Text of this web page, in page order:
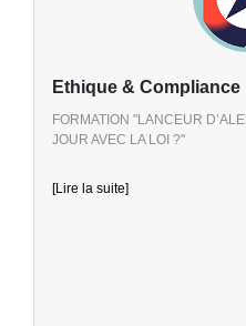
Ethique & Compliance
FORMATION "LANCEUR
JOUR AVEC LA LOI ?"
[Lire la suite]